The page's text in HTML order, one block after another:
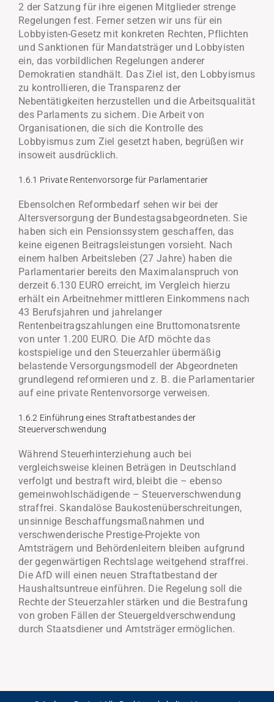
2 der Satzung für ihre eigenen Mitglieder strenge
Regelungen fest. Ferner setzen wir uns für ein
Lobbyisten-Gesetz mit konkreten Rechten, Pflichten
und Sanktionen für Mandatsträger und Lobbyisten
ein, das vorbildlichen Regelungen anderer
Demokratien standhält. Das Ziel ist, den Lobbyismus
zu kontrollieren, die Transparenz der
Nebentätigkeiten herzustellen und die Arbeitsqualität
des Parlaments zu sichern. Die Arbeit von
Organisationen, die sich die Kontrolle des
Lobbyismus zum Ziel gesetzt haben, begrüßen wir
insoweit ausdrücklich.
1.6.1 Private Rentenvorsorge für Parlamentarier
Ebensolchen Reformbedarf sehen wir bei der
Altersversorgung der Bundestagsabgeordneten. Sie
haben sich ein Pensionssystem geschaffen, das
keine eigenen Beitragsleistungen vorsieht. Nach
einem halben Arbeitsleben (27 Jahre) haben die
Parlamentarier bereits den Maximalanspruch von
derzeit 6.130 EURO erreicht, im Vergleich hierzu
erhält ein Arbeitnehmer mittleren Einkommens nach
43 Berufsjahren und jahrelanger
Rentenbeitragszahlungen eine Bruttomonatsrente
von unter 1.200 EURO. Die AfD möchte das
kostspielige und den Steuerzahler übermäßig
belastende Versorgungsmodell der Abgeordneten
grundlegend reformieren und z. B. die Parlamentarier
auf eine private Rentenvorsorge verweisen.
1.6.2 Einführung eines Straftatbestandes der
Steuerverschwendung
Während Steuerhinterziehung auch bei
vergleichsweise kleinen Beträgen in Deutschland
verfolgt und bestraft wird, bleibt die – ebenso
gemeinwohlschädigende – Steuerverschwendung
straffrei. Skandalöse Baukostenüberschreitungen,
unsinnige Beschaffungsmaßnahmen und
verschwenderische Prestige-Projekte von
Amtsträgern und Behördenleitern bleiben aufgrund
der gegenwärtigen Rechtslage weitgehend straffrei.
Die AfD will einen neuen Straftatbestand der
Haushaltsuntreue einführen. Die Regelung soll die
Rechte der Steuerzahler stärken und die Bestrafung
von groben Fällen der Steuergeldverschwendung
durch Staatsdiener und Amtsträger ermöglichen.